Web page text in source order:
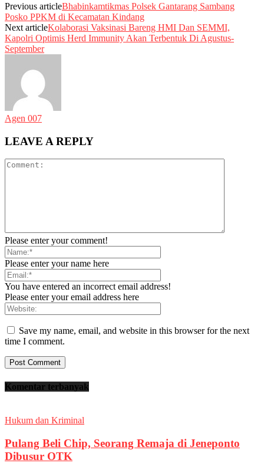
Previous articleBhabinkamtikmas Polsek Gantarang Sambang
Posko PPKM di Kecamatan Kindang
Next articleKolaborasi Vaksinasi Bareng HMI Dan SEMMI,
Kapolri Optimis Herd Immunity Akan Terbentuk Di Agustus-
September
Agen 007
LEAVE A REPLY
Please enter your comment!
Please enter your name here
You have entered an incorrect email address!
Please enter your email address here
Save my name, email, and website in this browser for the next
time I comment.
Komentar terbanyak
Hukum dan Kriminal
Pulang Beli Chip, Seorang Remaja di Jeneponto
Dibusur OTK